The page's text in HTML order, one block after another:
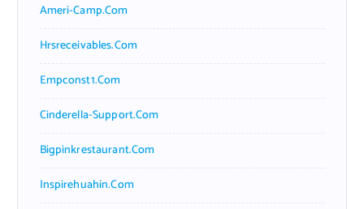
Ameri-Camp.com
Hrsreceivables.com
Empconst1.com
Cinderella-Support.com
Bigpinkrestaurant.com
Inspirehuahin.com